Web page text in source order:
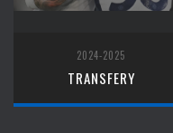
2024-2025
TRANSFERY